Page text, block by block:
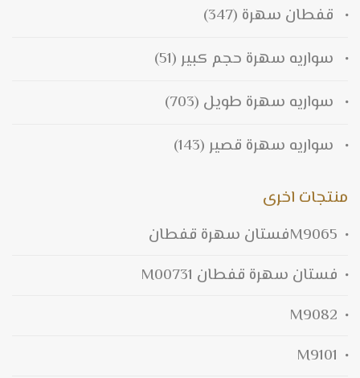
قفطان سهرة (347)
سواريه سهرة حجم كبير (51)
سواريه سهرة طويل (703)
سواريه سهرة قصير (143)
منتجات اخرى
M9065فستان سهرة قفطان
فستان سهرة قفطان M00731
M9082
M9101